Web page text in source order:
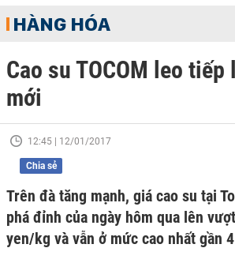
HÀNG HÓA
Cao su TOCOM leo
mới
12:45 | 12/01/2017
Chia sẻ
Trên đà tăng mạnh, giá cao su tại
phá đỉnh của ngày hôm qua lên
yen/kg và vẫn ở mức cao nhất gần